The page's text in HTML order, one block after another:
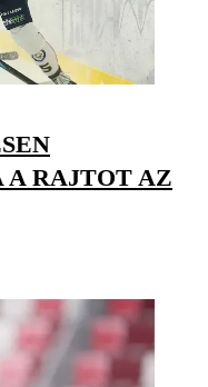
A RAJTOT AZ